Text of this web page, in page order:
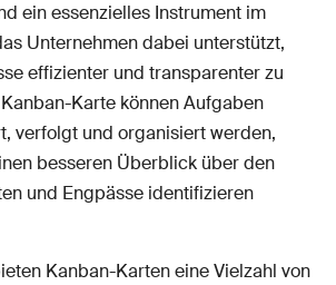
ein essenzielles Instrument im
Unternehmen dabei unterstützt,
effizienter und transparenter zu
Karte können Aufgaben
verfolgt und organisiert werden,
besseren Überblick über den
und Engpässe identifizieren
Kanban-Karten eine Vielzahl von